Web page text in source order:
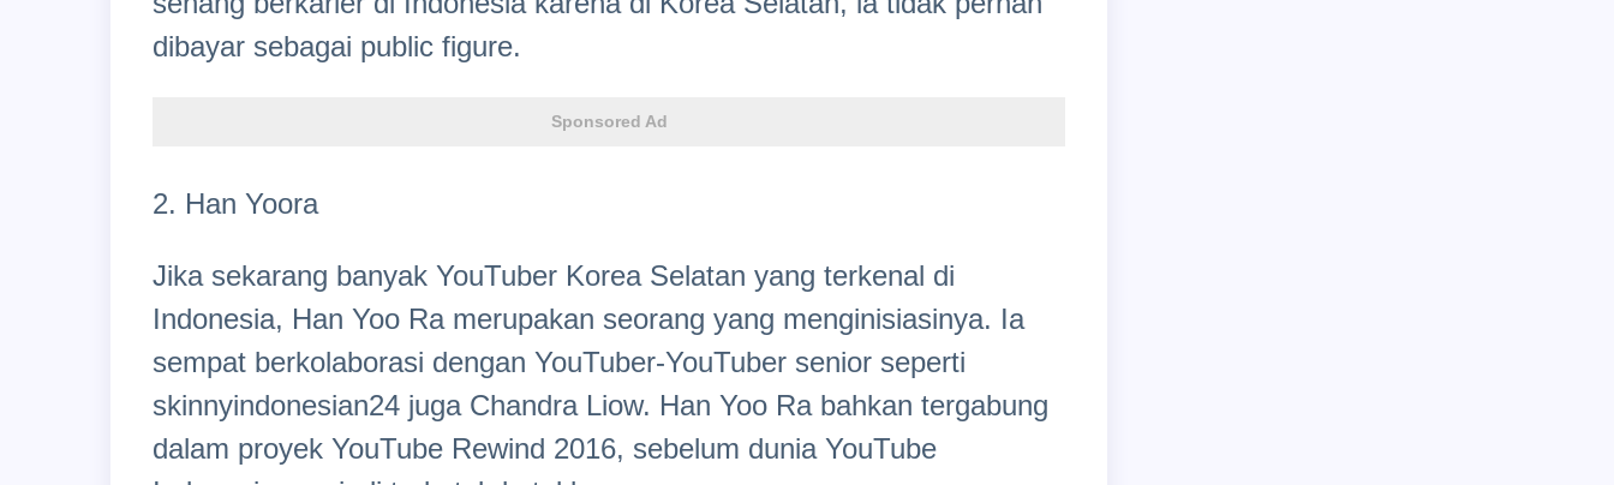
dibayar sebagai public figure.
Sponsored Ad
2. Han Yoora
Jika sekarang banyak YouTuber Korea Selatan yang terkenal di
Indonesia, Han Yoo Ra merupakan seorang yang menginisiasinya. Ia
sempat berkolaborasi dengan YouTuber-YouTuber senior seperti
skinnyindonesian24 juga Chandra Liow. Han Yoo Ra bahkan tergabung
dalam proyek YouTube Rewind 2016, sebelum dunia YouTube